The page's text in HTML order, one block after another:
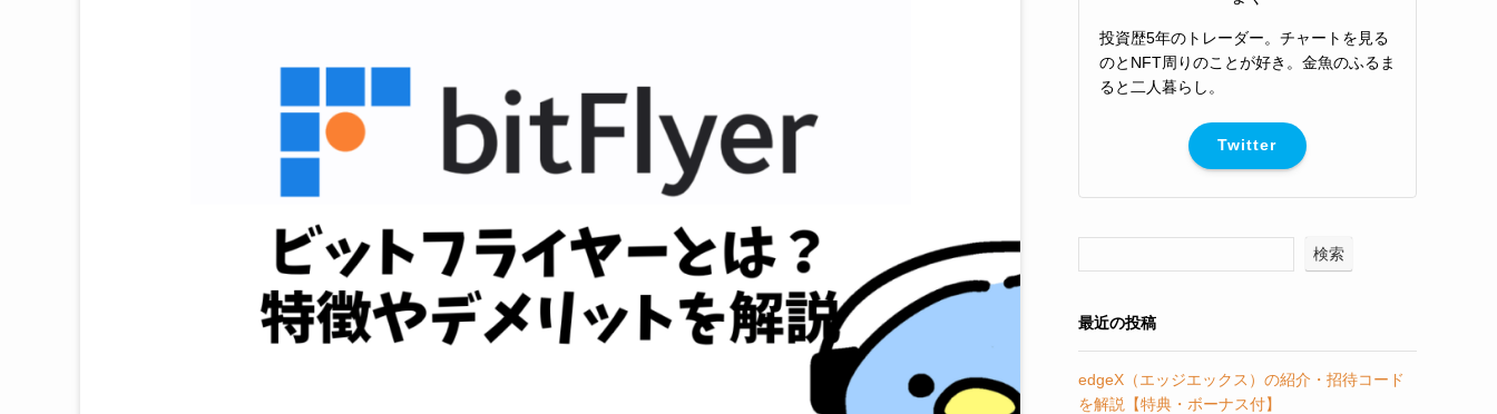
投資歴5年のトレーダー。チャートを見る
のとNFT周りのことが好き。金魚のふるま
ると二人暮らし。
Twitter
検索
最近の投稿
edgeX（エッジエックス）の紹介・招待コード
を解説【特典・ボーナス付】